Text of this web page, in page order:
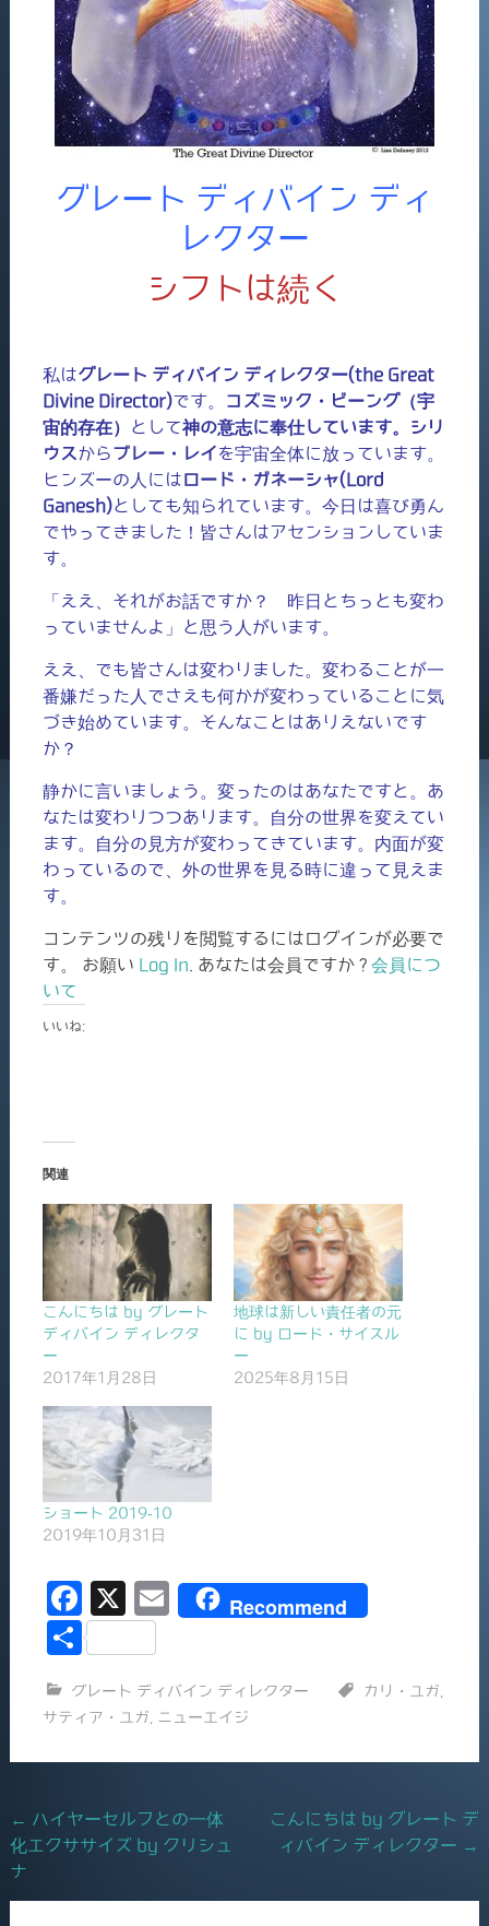
グレート ディバイン ディ
レクター
シフトは続く
私はグレート ディバイン ディレクター(the Great
Divine Director)です。
コズミック・ビーング（宇
宙的存在）
として神の意志に奉仕しています。シリ
ウスからブレー・レイを宇宙全体に放っています。
ヒンズーの人にはロード・ガネーシャ(Lord
Ganesh)としても知られています。今日は喜び勇ん
でやってきました！皆さんはアセンションしていま
す。
「ええ、それがお話ですか？ 昨日とちっとも変わ
っていませんよ」と思う人がいます。
ええ、でも皆さんは変わりました。変わることが一
番嫌だった人でさえも何かが変わっていることに気
づき始めています。そんなことはありえないです
か？
静かに言いましょう。変ったのはあなたですと。あ
なたは変わりつつあります。自分の世界を変えてい
ます。自分の見方が変わってきています。内面が変
わっているので、外の世界を見る時に違って見えま
す。
コンテンツの残りを閲覧するにはログインが必要で
す。 お願い Log In . あなたは会員ですか ? 会員につ
いて
いいね:
関連
こんにちは by グレート
ディバイン ディレクタ
ー
2017年1月28日
地球は新しい責任者の元
に by ロード・サイスル
ー
2025年8月15日
ショート 2019-10
2019年10月31日
F
a
e
o
o
k
X
E
l
Recommend
共
グレート ディバイン ディレクター カリ・ユガ
サティア・ユガ
ニューエイジ
Post
navigation
← ハイヤーセルフとの一体
化エクササイズ by クリシュ
ナ
こんにちは by グレート デ
ィバイン ディレクター →